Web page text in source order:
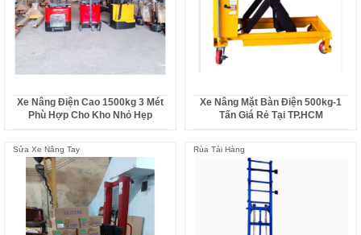
Xe Nâng Điện Cao 1500kg 3 Mét
Phù Hợp Cho Kho Nhỏ Hẹp
Xe Nâng Mặt Bàn Điện 500kg-1
Tấn Giá Rẻ Tại TP.HCM
Sửa Xe Nâng Tay Rùa Tải Hàng